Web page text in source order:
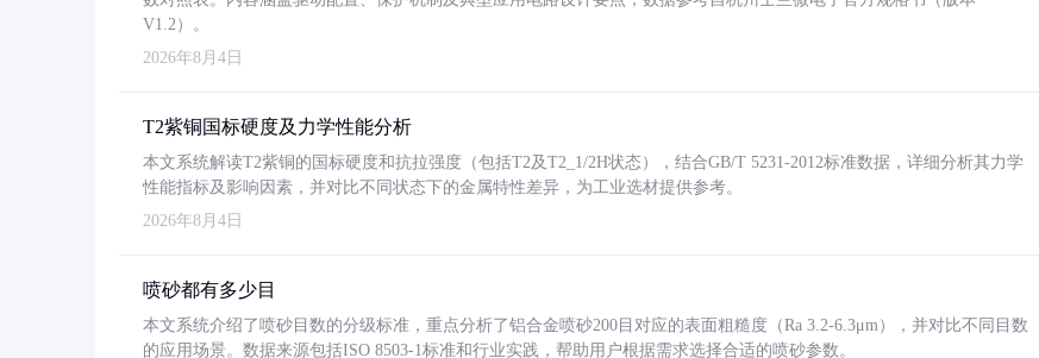
V1.2）。
2026年8月4日
T2紫铜国标硬度及力学性能分析
本文系统解读T2紫铜的国标硬度和抗拉强度（包括T2及T2_1/2H状态），结合GB/T 5231-2012标准数据，详细分析其力学
性能指标及影响因素，并对比不同状态下的金属特性差异，为工业选材提供参考。
2026年8月4日
喷砂都有多少目
本文系统介绍了喷砂目数的分级标准，重点分析了铝合金喷砂200目对应的表面粗糙度（Ra 3.2-6.3μm），并对比不同目数
的应用场景。数据来源包括ISO 8503-1标准和行业实践，帮助用户根据需求选择合适的喷砂参数。